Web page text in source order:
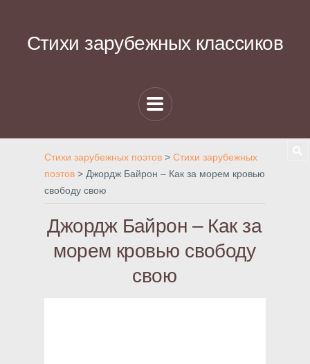
Стихи зарубежных классиков
Стихи зарубежных поэтов > Стихи зарубежных
поэтов > Джордж Байрон – Как за морем кровью
свободу свою
Джордж Байрон – Как за
морем кровью свободу
свою